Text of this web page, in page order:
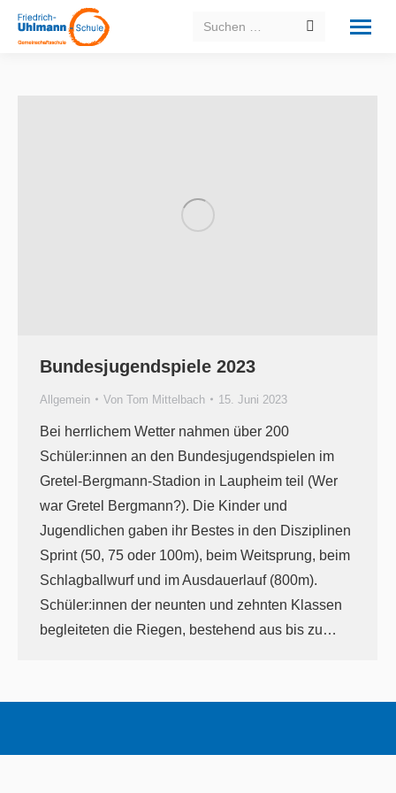
Search:
Bundesjugendspiele 2023
Allgemein Von Tom Mittelbach 15. Juni 2023
Bei herrlichem Wetter nahmen über 200
Schüler:innen an den Bundesjugendspielen im
Gretel-Bergmann-Stadion in Laupheim teil (Wer
war Gretel Bergmann?). Die Kinder und
Jugendlichen gaben ihr Bestes in den Disziplinen
Sprint (50, 75 oder 100m), beim Weitsprung, beim
Schlagballwurf und im Ausdauerlauf (800m).
Schüler:innen der neunten und zehnten Klassen
begleiteten die Riegen, bestehend aus bis zu…